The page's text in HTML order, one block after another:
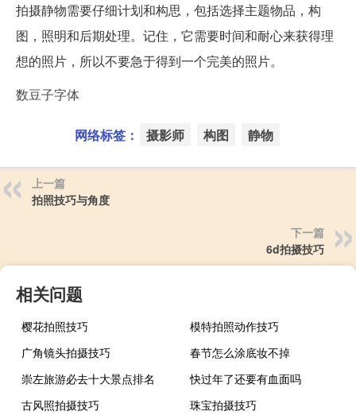
拍摄静物需要仔细计划和构思，包括选择主题物品，构
图，照明和后期处理。记住，它需要时间和耐心来获得理
想的照片，所以不要急于得到一个完美的照片。
数豆子字体
网络标签： 摄影师 构图 静物
上一篇
拍照技巧与角度
下一篇
6d拍摄技巧
相关问题
樱花拍照技巧
模特拍照动作技巧
广角镜头拍摄技巧
春节怎么涂底妆不掉
崇左旅游必去十大景点排名
快过年了还要有血面吗
古风照拍摄技巧
珠宝拍摄技巧